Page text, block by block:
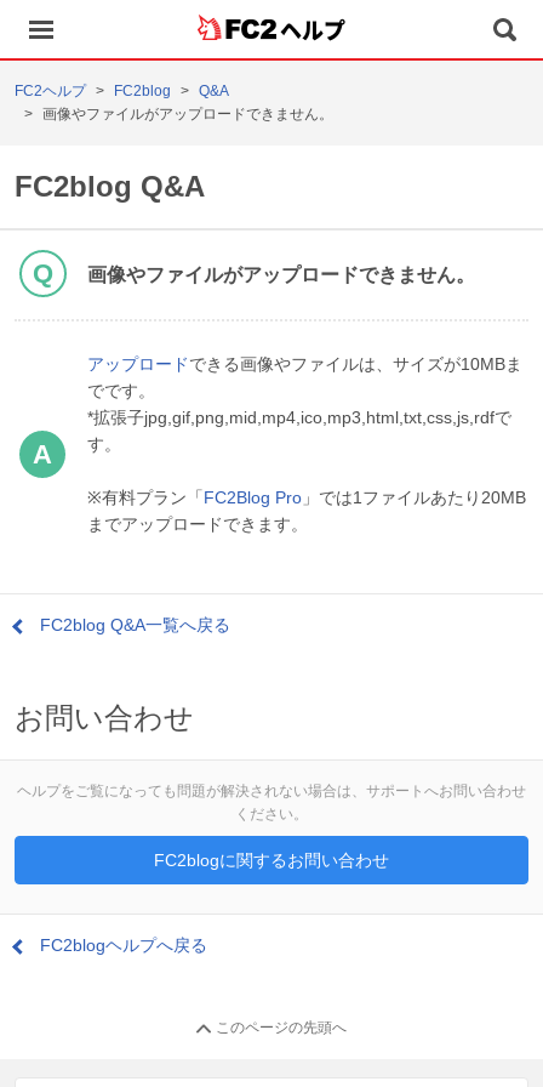
ヘルプ
FC2ヘルプ FC2blog
Q&A
画像やファイルがアップロードできません。
FC2blog Q&A
画像やファイルがアップロードできません。
アップロードできる画像やファイルは、サイズが10MBま
でです。
*拡張子jpg,gif,png,mid,mp4,ico,mp3,html,txt,css,js,rdfで
す。
※有料プラン「 FC2Blog Pro 」では1ファイルあたり20MB
までアップロードできます。
FC2blog Q&A一覧へ戻る
お問い合わせ
ヘルプをご覧になっても問題が解決されない場合は、サポートへお問い合わせ
ください。
FC2blogに関するお問い合わせ
FC2blogヘルプへ戻る
このページの先頭へ